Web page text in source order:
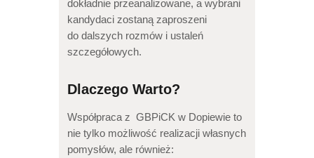
dokładnie przeanalizowane, a wybrani
kandydaci zostaną zaproszeni
do dalszych rozmów i ustaleń
szczegółowych.
Dlaczego Warto?
Współpraca z GBPiCK w Dopiewie to
nie tylko możliwość realizacji własnych
pomysłów, ale również: